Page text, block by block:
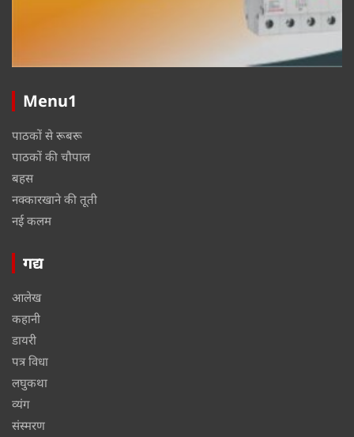
Menu1
पाठकों से रूबरू
पाठकों की चौपाल
बहस
नक्कारखाने की तूती
नई कलम
गद्य
आलेख
कहानी
डायरी
पत्र विधा
लघुकथा
व्यंग
संस्मरण